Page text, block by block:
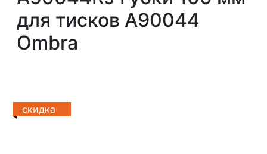
для тисков A90044
Ombra
скидка